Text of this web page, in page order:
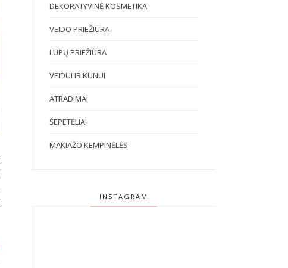
DEKORATYVINĖ KOSMETIKA
VEIDO PRIEŽIŪRA
LŪPŲ PRIEŽIŪRA
VEIDUI IR KŪNUI
ATRADIMAI
ŠEPETĖLIAI
MAKIAŽO KEMPINĖLĖS
INSTAGRAM